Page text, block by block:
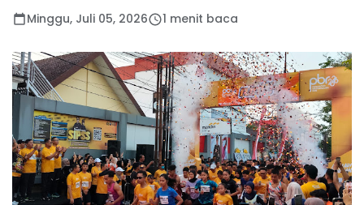
Minggu, Juli 05, 2026 1 menit baca